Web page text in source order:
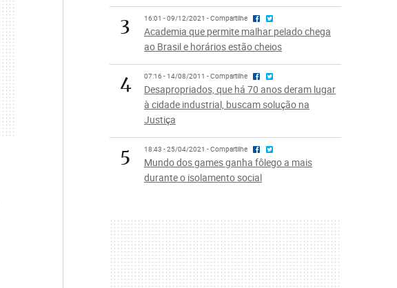
3 16:01 - 09/12/2021 - Compartilhe
Academia que permite malhar pelado chega
ao Brasil e horários estão cheios
4 07:16 - 14/08/2011 - Compartilhe
Desapropriados, que há 70 anos deram lugar
à cidade industrial, buscam solução na
Justiça
5 18:43 - 25/04/2021 - Compartilhe
Mundo dos games ganha fôlego a mais
durante o isolamento social